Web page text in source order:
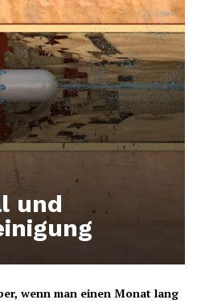
und
wenn man einen Monat lang